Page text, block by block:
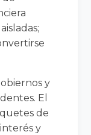
y
El
de
y